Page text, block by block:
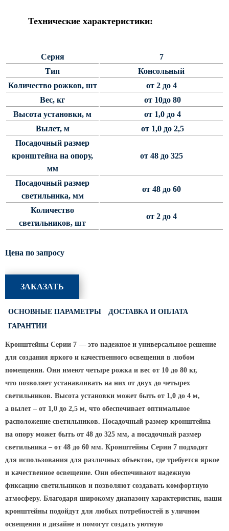
Светофорные опоры
стойки
ОГСГ Опоры граненые
ОСФК Светофорные стойки
круглоконические
Складывающиеся опоры освещения
ОГКС Опоры граненые конические
складывающиеся
ОККС Опоры круглые конические
складывающиеся
ПФГ Опоры граненые
складывающиеся фланцевые
Опоры контактной сети
фланцевая граненая
Опоры граненые силовые
контактной сети (ОГСКС)
Дорожные металлические рамы
МОГК Молниеотводы гранёные
стационарной короной
Мачты связи
РМГ Радиомачты. Опоры сотовoй
связи
ОДН Радиомачты. Опоры двойного
назначения
КРОНШТЕЙНЫ ДЛЯ УЛИЧНОГО
ОСВЕЩЕНИЯ
Технические характеристики:
Серия
7
Тип
Консольный
Количество рожков, шт
от 2 до 4
Вес, кг
от 10до 80
Высота установки, м
от 1,0 до 4
Вылет, м
от 1,0 до 2,5
Посадочный размер
кронштейна на опору,
мм
от 48 до 325
Посадочный размер
светильника, мм
от 48 до 60
Количество
светильников, шт
от 2 до 4
Цена по запросу
ЗАКАЗАТЬ
ОСНОВНЫЕ ПАРАМЕТРЫ
ДОСТАВКА И ОПЛАТА
ГАРАНТИИ
Кронштейны Серии 7 — это надежное и универсальное решение
для создания яркого и качественного освещения в любом
помещении. Они имеют четыре рожка и вес от 10 до 80 кг,
что позволяет устанавливать на них от двух до четырех
светильников. Высота установки может быть от 1,0 до 4 м,
а вылет – от 1,0 до 2,5 м, что обеспечивает оптимальное
расположение светильников. Посадочный размер кронштейна
на опору может быть от 48 до 325 мм, а посадочный размер
светильника – от 48 до 60 мм. Кронштейны Серии 7 подходят
для использования для различных объектов, где требуется яркое
и качественное освещение. Они обеспечивают надежную
фиксацию светильников и позволяют создавать комфортную
атмосферу. Благодаря широкому диапазону характеристик, наши
кронштейны подойдут для любых потребностей в уличном
освещении и дизайне и помогут создать уютную